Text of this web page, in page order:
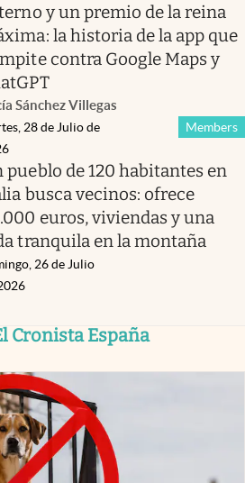
y un premio de la reina
la historia de la app que
contra Google Maps y
Sánchez Villegas
Members
28 de Julio de
pueblo de 120 habitantes en
busca vecinos: ofrece
euros, viviendas y una
tranquila en la montaña
26 de Julio
Cronista España